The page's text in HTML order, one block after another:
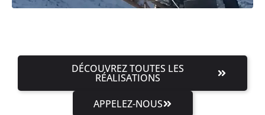
DÉCOUVREZ TOUTES LES
RÉALISATIONS
APPELEZ-NOUS